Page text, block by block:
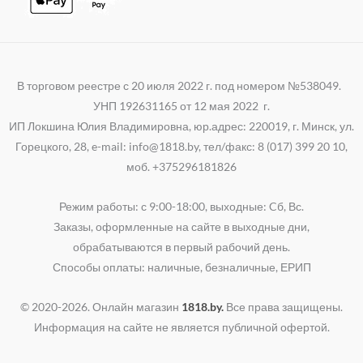
В торговом реестре с 20 июля 2022 г. под номером №538049.
УНП 192631165 от 12 мая 2022 г.
ИП Локшина Юлия Владимировна, юр.адрес: 220019, г. Минск, ул.
Горецкого, 28, e-mail: info@1818.by, тел/факс: 8 (017) 399 20 10,
моб. +375296181826
Режим работы: с 9:00-18:00, выходные: Cб, Вс.
Заказы, оформленные на сайте в выходные дни,
обрабатываются в первый рабочий день.
Способы оплаты: наличные, безналичные, ЕРИП
© 2020-2026. Онлайн магазин 1818.by. Все права защищены.
Информация на сайте не является публичной офертой.